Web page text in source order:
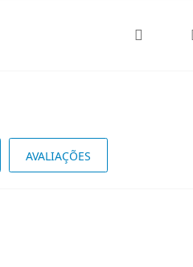
AVALIAÇÕES